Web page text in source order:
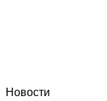
Новости